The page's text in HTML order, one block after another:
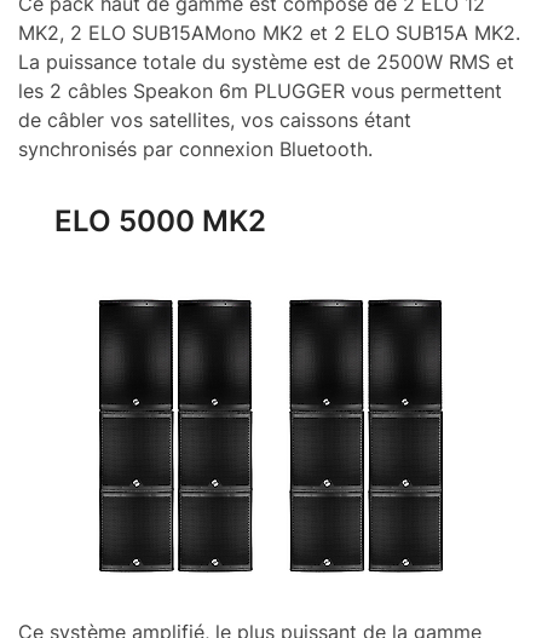
MK2, 2 ELO SUB15AMono MK2 et 2 ELO SUB15A MK2.
La puissance totale du système est de 2500W RMS et
les 2 câbles Speakon 6m PLUGGER vous permettent
de câbler vos satellites, vos caissons étant
synchronisés par connexion Bluetooth.
ELO 5000 MK2
Ce système amplifié, le plus puissant de la gamme